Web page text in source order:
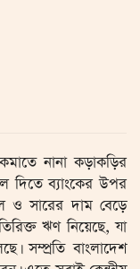
নানা কড়াকড়ির
দিতে ব্যাংকের উপর
ও সারের দাম বেড়ে
ঋণ নিয়েছে, যা
সম্প্রতি বাংলাদেশ